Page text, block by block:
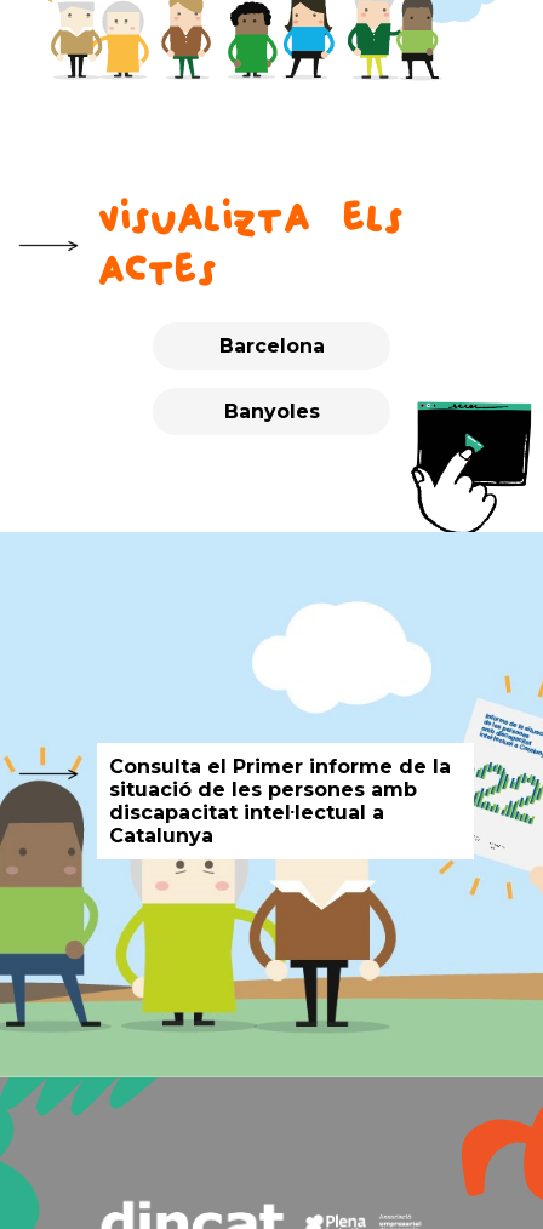
Visualizta els
actes
Consulta el Primer informe de la
situació de les persones amb
discapacitat intel·lectual a
Catalunya